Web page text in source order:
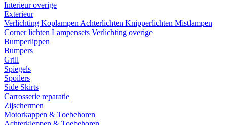
Interieur overige
Exterieur
Verlichting Koplampen Achterlichten Knipperlichten Mistlampen
Corner lichten Lampensets Verlichting overige
Bumperlippen
Bumpers
Grill
Spiegels
Spoilers
Side Skirts
Carrosserie reparatie
Zijschermen
Motorkappen & Toebehoren